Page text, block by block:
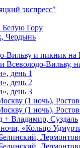
экспресс"
Белую Гору
Чердынь
Вильву и пикник на
Всеволодо-Вильву,
день 1
день 2
день 3
(1 ночь),
(1 ночь),
Владимир, Суздаль
«Кольцо